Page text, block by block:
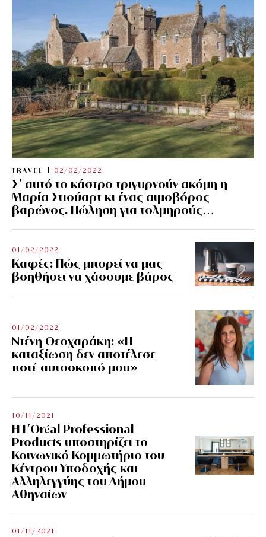
TRAVEL 02/02/2022
Σ’ αυτό το κάστρο τριγυρνούν ακόμη η
Μαρία Στιούαρτ κι ένας αιμοβόρος
βαρώνος. Πώληση για τολμηρούς…
01/02/2022
Kαφές: Πώς μπορεί να μας
βοηθήσει να χάσουμε βάρος
01/02/2022
Ντένη Θεοχαράκη: «Η
καταξίωση δεν αποτέλεσε
ποτέ αυτοσκοπό μου»
10/11/2021
Η L’Οréal Professional
Products υποστηρίζει το
Κοινωνικό Κομμωτήριο του
Κέντρου Υποδοχής και
Αλληλεγγύης του Δήμου
Αθηναίων
01/11/2021